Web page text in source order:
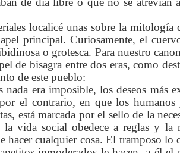
localicé unas sobre la mitología
principal. Curiosamente, el
o grotesca. Para nuestro
de bisagra entre dos eras, como
de este pueblo:
era imposible, los deseos más
el contrario, en que los
está marcada por el sello de la
vida social obedece a reglas y la
hacer cualquier cosa. El tramposo lo